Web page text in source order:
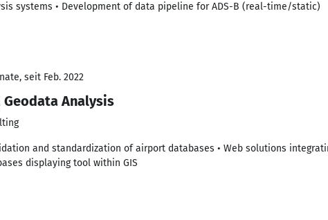
systems • Development of data pipeline for ADS-B (real-time/static)
seit Feb. 2022
Analysis
and standardization of airport databases • Web solutions
displaying tool within GIS